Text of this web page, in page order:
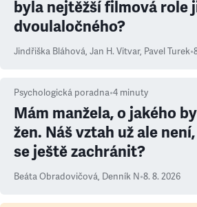
byla nejtěžší filmová role
dvoulaločného?
Jindřiška Bláhová, Jan H. Vitvar, Pavel Turek•
Psychologická poradna•4 minuty
Mám manžela, o jakého
žen. Náš vztah už ale
se ještě zachránit?
Beáta Obradovičová, Denník N•8. 8. 2026